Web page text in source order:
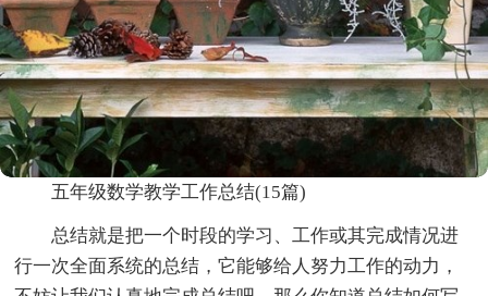
五年级数学教学工作总结(15篇)
总结就是把一个时段的学习、工作或其完成情况进
行一次全面系统的总结，它能够给人努力工作的动力，